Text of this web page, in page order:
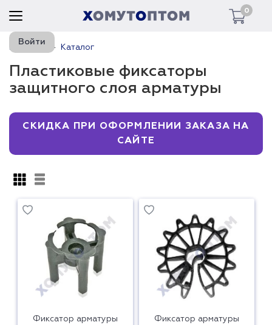
0
Войти
Главная Каталог
Пластиковые фиксаторы
защитного слоя арматуры
СКИДКА ПРИ ОФОРМЛЕНИИ ЗАКАЗА НА
САЙТЕ
Фиксатор арматуры
Фиксатор арматуры